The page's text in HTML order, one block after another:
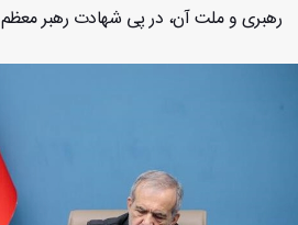
رهبری و ملت آن، در پی شهادت رهبر